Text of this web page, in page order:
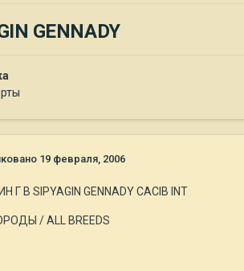
GENNADY
19 февраля, 2006
Г В SIPYAGIN GENNADY CACIB INT
/ ALL BREEDS